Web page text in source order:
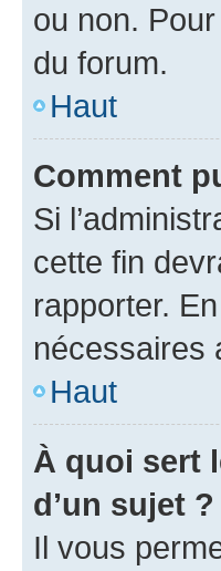
ou non.
du forum.
Haut
Comment
Si
cette fin
rapporter.
nécessaires
Haut
À quoi sert
d’un sujet ?
Il vous